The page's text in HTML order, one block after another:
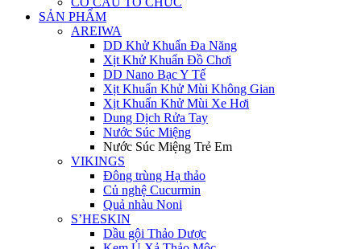
SẢN PHẨM
AREIWA
DD Khử Khuẩn Đa Năng
Xịt Khử Khuẩn Đồ Chơi
DD Nano Bạc Y Tế
Xịt Khuẩn Khử Mùi Không Gian
Xịt Khuẩn Khử Mùi Xe Hơi
Dung Dịch Rửa Tay
Nước Súc Miệng
Nước Súc Miệng Trẻ Em
VIKINGS
Đông trùng Hạ thảo
Củ nghệ Cucurmin
Quả nhàu Noni
S’HESKIN
Dầu gội Thảo Dược